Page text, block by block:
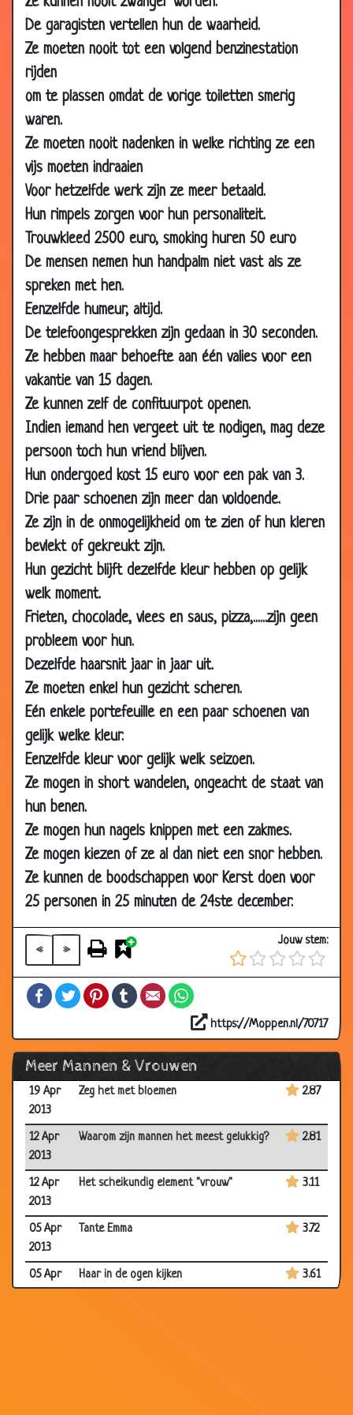
De garagisten vertellen hun de waarheid.
Ze moeten nooit tot een volgend benzinestation
rijden
om te plassen omdat de vorige toiletten smerig
waren.
Ze moeten nooit nadenken in welke richting ze een
vijs moeten indraaien
Voor hetzelfde werk zijn ze meer betaald.
Hun rimpels zorgen voor hun personaliteit.
Trouwkleed 2500 euro, smoking huren 50 euro
De mensen nemen hun handpalm niet vast als ze
spreken met hen.
Eenzelfde humeur, altijd.
De telefoongesprekken zijn gedaan in 30 seconden.
Ze hebben maar behoefte aan één valies voor een
vakantie van 15 dagen.
Ze kunnen zelf de confituurpot openen.
Indien iemand hen vergeet uit te nodigen, mag deze
persoon toch hun vriend blijven.
Hun ondergoed kost 15 euro voor een pak van 3.
Drie paar schoenen zijn meer dan voldoende.
Ze zijn in de onmogelijkheid om te zien of hun kleren
bevlekt of gekreukt zijn.
Hun gezicht blijft dezelfde kleur hebben op gelijk
welk moment.
Frieten, chocolade, vlees en saus, pizza,......zijn geen
probleem voor hun.
Dezelfde haarsnit jaar in jaar uit.
Ze moeten enkel hun gezicht scheren.
Eén enkele portefeuille en een paar schoenen van
gelijk welke kleur.
Eenzelfde kleur voor gelijk welk seizoen.
Ze mogen in short wandelen, ongeacht de staat van
hun benen.
Ze mogen hun nagels knippen met een zakmes.
Ze mogen kiezen of ze al dan niet een snor hebben.
Ze kunnen de boodschappen voor Kerst doen voor
25 personen in 25 minuten de 24ste december.
« »
Jouw stem:
FacebookTwitterPinterestTumblrEmail
https://Moppen.nl/70717
Meer Mannen & Vrouwen
11 Sep
2013
Een heel klein beetje
28 Aug
2013
2013
29 Jul
2013
Eerste huwelijksnacht
22 Jul
2013
De baas in huis
22 Jul
2013
Geld besparen 2.89
06 Jul
2013
Liefde
06 Jul
2013
De preek 2.86
28 Jun
2013
Afrekenen
28 Jun
2013
De wereld rond fietsen
14 Jun
2013
Rijke zakenman
14 Jun
2013
Een ouwe vos
24 May
2013
Gelukkigste vrouw
24 May
Welk lichaamsdeel?
24 May
Huwelijksreis
24 May
2013
Dat moest een keer fout gaan
2013
50 euro is 50 euro
2013
17 May
2013
Nog een keer proberen 3.50
03 May
2013
Indruk maken
26 Apr
Eerste keer thuis 3.41
26 Apr
Viagra
2013
19 Apr
2013
Zeg het met bloemen 2.87
12 Apr
2013
Waarom zijn mannen het meest gelukkig? 2.81
12 Apr
2013
Het scheikundig element "vrouw" 3.11
05 Apr
2013
Tante Emma 3.72
05 Apr
Haar in de ogen kijken 3.61